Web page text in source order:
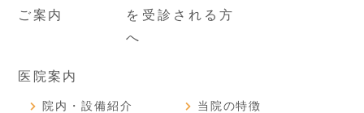
ご案内
を受診される方
へ
医院案内
院内・設備紹介 当院の特徴